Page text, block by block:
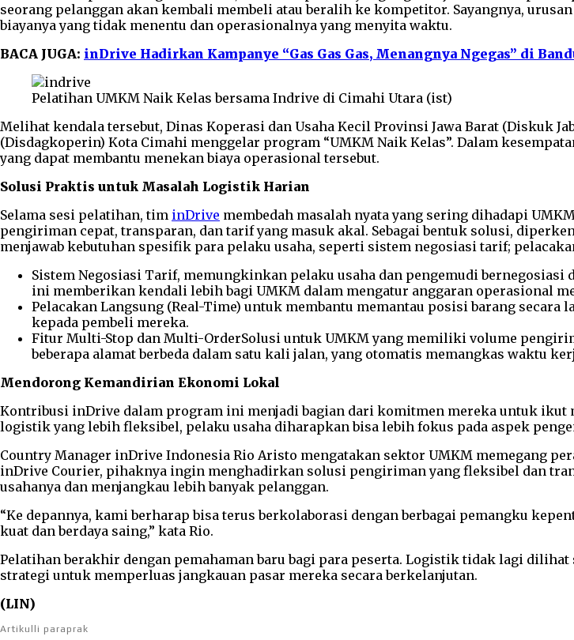
seorang pelanggan akan kembali membeli atau beralih ke kompetitor. Sayangnya,
biayanya yang tidak menentu dan operasionalnya yang menyita waktu.
BACA JUGA: inDrive Hadirkan Kampanye “Gas Gas Gas, Menangnya Ngegas” di
Pelatihan UMKM Naik Kelas bersama Indrive di Cimahi Utara (ist)
Melihat kendala tersebut, Dinas Koperasi dan Usaha Kecil Provinsi Jawa Barat (Diskuk
(Disdagkoperin) Kota Cimahi menggelar program “UMKM Naik Kelas”. Dalam
yang dapat membantu menekan biaya operasional tersebut.
Solusi Praktis untuk Masalah Logistik Harian
Selama sesi pelatihan, tim inDrive membedah masalah nyata yang sering dihadapi
pengiriman cepat, transparan, dan tarif yang masuk akal. Sebagai bentuk solusi,
menjawab kebutuhan spesifik para pelaku usaha, seperti sistem negosiasi tarif;
Sistem Negosiasi Tarif, memungkinkan pelaku usaha dan pengemudi
ini memberikan kendali lebih bagi UMKM dalam mengatur anggaran operasional
Pelacakan Langsung (Real-Time) untuk membantu memantau posisi barang
kepada pembeli mereka.
Fitur Multi-Stop dan Multi-OrderSolusi untuk UMKM yang memiliki volume
beberapa alamat berbeda dalam satu kali jalan, yang otomatis memangkas waktu
Mendorong Kemandirian Ekonomi Lokal
Kontribusi inDrive dalam program ini menjadi bagian dari komitmen mereka untuk ikut
logistik yang lebih fleksibel, pelaku usaha diharapkan bisa lebih fokus pada aspek
Country Manager inDrive Indonesia Rio Aristo mengatakan sektor UMKM memegang
inDrive Courier, pihaknya ingin menghadirkan solusi pengiriman yang fleksibel dan
usahanya dan menjangkau lebih banyak pelanggan.
“Ke depannya, kami berharap bisa terus berkolaborasi dengan berbagai pemangku
kuat dan berdaya saing,” kata Rio.
Pelatihan berakhir dengan pemahaman baru bagi para peserta. Logistik tidak lagi
strategi untuk memperluas jangkauan pasar mereka secara berkelanjutan.
(LIN)
Artikulli paraprak